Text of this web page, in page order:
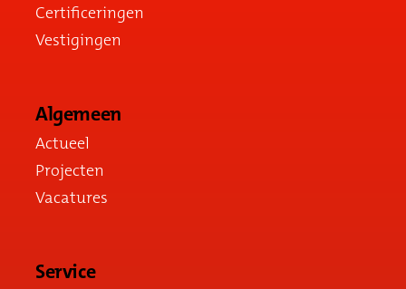
Certificeringen
Vestigingen
Algemeen
Actueel
Projecten
Vacatures
Service